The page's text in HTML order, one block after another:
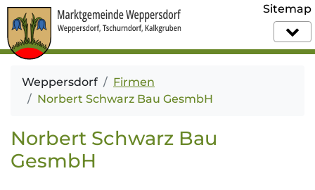
Sitemap
Weppersdorf
Firmen
Norbert Schwarz Bau GesmbH
Norbert Schwarz Bau
GesmbH